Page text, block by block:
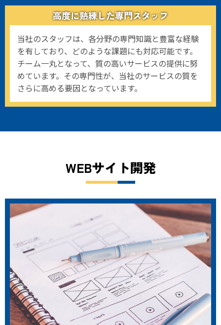
高度に熟練した専門スタッフ
当社のスタッフは、各分野の専門知識と豊富な経験
を有しており、どのような課題にも対応可能です。
チーム一丸となって、質の高いサービスの提供に努
めています。その専門性が、当社のサービスの質を
さらに高める要因となっています。
WEBサイト開発